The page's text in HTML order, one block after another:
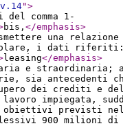
">
comma 1-
bis, </emphasis>
una
i dati
leasing</emphasis>
e
sia antecedenti
dei crediti e
impiegata,
obiettivi previsti
900 milioni di